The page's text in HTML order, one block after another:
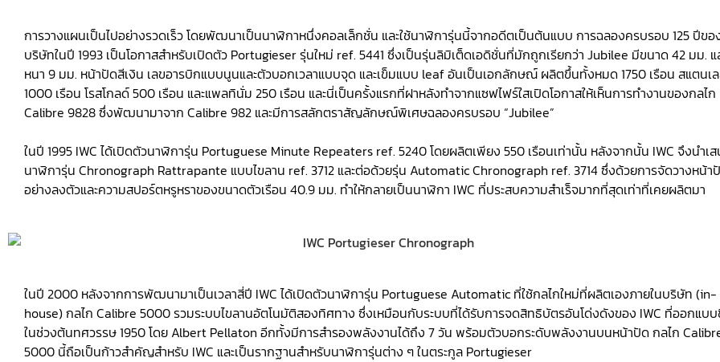
การวางแผนเป็นไปอย่างรวดเร็ว โดยพัฒนาเป็นนาฬิกาหนึ่งคอลเล็กชั่น และใช้นาฬิการุ่นนี้จากอดีตเป็นต้นแบบ การฉลองครบรอบ 125 ปีขอ
บริษัทในปี 1993 เป็นโอกาสสำหรับเปิดตัว Portugieser รุ่นใหม่ ref. 5441 ซึ่งเป็นรุ่นลิมิเต็ดเอดิชั่นที่มักถูกเรียกว่า Jubilee มีขนาด 42 มม. แ
หนา 9 มม. หน้าปัดสีเงิน เลขอารบิกแบบนูนและตัวบอกเวลาแบบจุด และเข็มแบบ leaf อันเป็นเอกลักษณ์ ผลิตขึ้นทั้งหมด 1750 เรือน สแตนเ
1000 เรือน โรสโกลด์ 500 เรือน และแพลทินั่ม 250 เรือน และนี่เป็นครั้งแรกที่ฝาหลังทำจากแซฟไฟร์ใสเปิดโอกาสให้เห็นการทำงานของกลไก
Calibre 9828 ซึ่งพัฒนามาจาก Calibre 982 และมีการสลักตราสัญลักษณ์พิเศษฉลองครบรอบ “Jubilee”
ในปี 1995 IWC ได้เปิดตัวนาฬิการุ่น Portuguese Minute Repeaters ref. 5240 โดยผลิตเพียง 550 เรือนเท่านั้น หลังจากนั้น IWC จึงนำเ
นาฬิการุ่น Chronograph Rattrapante แบบไขลาน ref. 3712 และต่อด้วยรุ่น Automatic Chronograph ref. 3714 ซึ่งด้วยการจัดวางหน้า
อย่างลงตัวและความสปอร์ตหรูหราของขนาดตัวเรือน 40.9 มม. ทำให้กลายเป็นนาฬิกา IWC ที่ประสบความสำเร็จมากที่สุดเท่าที่เคยผลิตมา
ในปี 2000 หลังจากการพัฒนามาเป็นเวลาสี่ปี IWC ได้เปิดตัวนาฬิการุ่น Portuguese Automatic ที่ใช้กลไกใหม่ที่ผลิตเองภายในบริษัท (in-
house) กลไก Calibre 5000 รวมระบบไขลานอัตโนมัติสองทิศทาง ซึ่งเหมือนกับระบบที่ได้รับการจดสิทธิบัตรอันโด่งดังของ IWC ที่ออกแบ
ในช่วงต้นทศวรรษ 1950 โดย Albert Pellaton อีกทั้งมีการสำรองพลังงานได้ถึง 7 วัน พร้อมตัวบอกระดับพลังงานบนหน้าปัด กลไก
5000 นี้ถือเป็นก้าวสำคัญสำหรับ IWC และเป็นรากฐานสำหรับนาฬิการุ่นต่าง ๆ ในตระกูล Portugieser